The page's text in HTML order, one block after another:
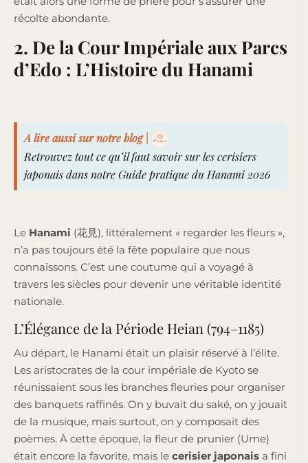
récolte abondante.
2. De la Cour Impériale aux Parcs
d’Edo : L’Histoire du Hanami
A lire aussi sur notre blog |
Retrouvez tout ce qu’il faut savoir sur les cerisiers
japonais dans notre Guide pratique du Hanami 2026
Le Hanami (花見), littéralement « regarder les fleurs »,
n’a pas toujours été la fête populaire que nous
connaissons. C’est une coutume qui a voyagé à
travers les siècles pour devenir une véritable identité
nationale.
L’Élégance de la Période Heian (794–1185)
Au départ, le Hanami était un plaisir réservé à l’élite.
Les aristocrates de la cour impériale de Kyoto se
réunissaient sous les branches fleuries pour organiser
des banquets raffinés. On y buvait du saké, on y jouait
de la musique, mais surtout, on y composait des
poèmes. À cette époque, la fleur de prunier (Ume)
était encore la favorite, mais le cerisier japonais a fini